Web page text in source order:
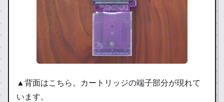
▲背面はこちら。カートリッジの端子部分が現れて
います。